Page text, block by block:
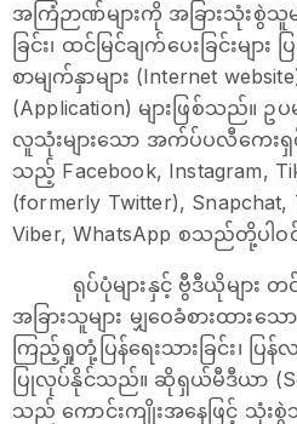
အကြံဉာဏ်များကို အခြားသုံးစွဲသူမ
ခြင်း၊ ထင်မြင်ချက်ပေးခြင်းမ
စာမျက်နှာများ (Internet
(Application) များဖြစ်သည်။ ဥ
လူသုံးများသော အက်ပ်ပလီကေးရှင်း
သည့် Facebook, Instagram,
(formerly Twitter), Snapchat,
Viber, WhatsApp စသည်တို့ပါ
ရုပ်ပုံများနှင့် ဗွီဒီယိုများ တင်
အခြားသူများ မျှဝေခံစားထားသ
ကြည့်ရှုတုံ့ပြန်ရေးသားခြင်း၊ ပ
ပြုလုပ်နိုင်သည်။ ဆိုရှယ်မီဒီယာ
သည် ကောင်းကျိုးအနေဖြင့် သုံးစွဲသူ